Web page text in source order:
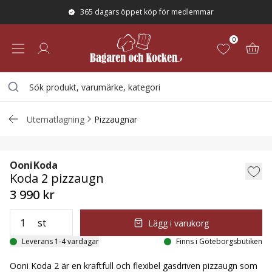
365 dagars öppet köp för medlemmar
0
Utematlagning Pizzaugnar
Koda 2 pizzaugn
OoniKoda
Koda 2 pizzaugn
3 990 kr
st Lägg i varukorg
Leverans 1-4 vardagar Finns i Göteborgsbutiken
Ooni Koda 2 är en kraftfull och flexibel gasdriven pizzaugn som